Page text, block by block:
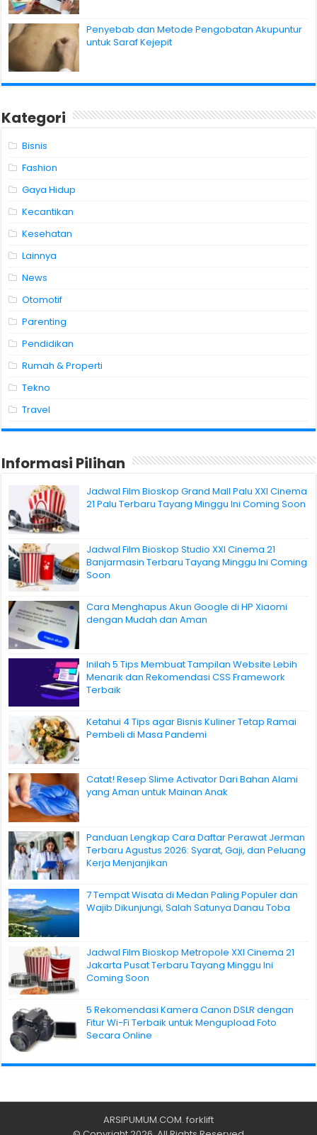
Penyebab dan Metode Pengobatan Akupuntur
untuk Saraf Kejepit
Kategori
Bisnis
Fashion
Gaya Hidup
Kecantikan
Kesehatan
Lainnya
News
Otomotif
Parenting
Pendidikan
Rumah & Properti
Tekno
Travel
Informasi Pilihan
Jadwal Film Bioskop Grand Mall Palu XXI Cinema
21 Palu Terbaru Tayang Minggu Ini Coming Soon
Jadwal Film Bioskop Studio XXI Cinema 21
Banjarmasin Terbaru Tayang Minggu Ini Coming
Soon
Cara Menghapus Akun Google di HP Xiaomi
dengan Mudah dan Aman
Inilah 5 Tips Membuat Tampilan Website Lebih
Menarik dan Rekomendasi CSS Framework
Terbaik
Ketahui 4 Tips agar Bisnis Kuliner Tetap Ramai
Pembeli di Masa Pandemi
Catat! Resep Slime Activator Dari Bahan Alami
yang Aman untuk Mainan Anak
Panduan Lengkap Cara Daftar Perawat Jerman
Terbaru Agustus 2026: Syarat, Gaji, dan Peluang
Kerja Menjanjikan
7 Tempat Wisata di Medan Paling Populer dan
Wajib Dikunjungi, Salah Satunya Danau Toba
Jadwal Film Bioskop Metropole XXI Cinema 21
Jakarta Pusat Terbaru Tayang Minggu Ini
Coming Soon
5 Rekomendasi Kamera Canon DSLR dengan
Fitur Wi-Fi Terbaik untuk Mengupload Foto
Secara Online
ARSIPUMUM.COM. forklift